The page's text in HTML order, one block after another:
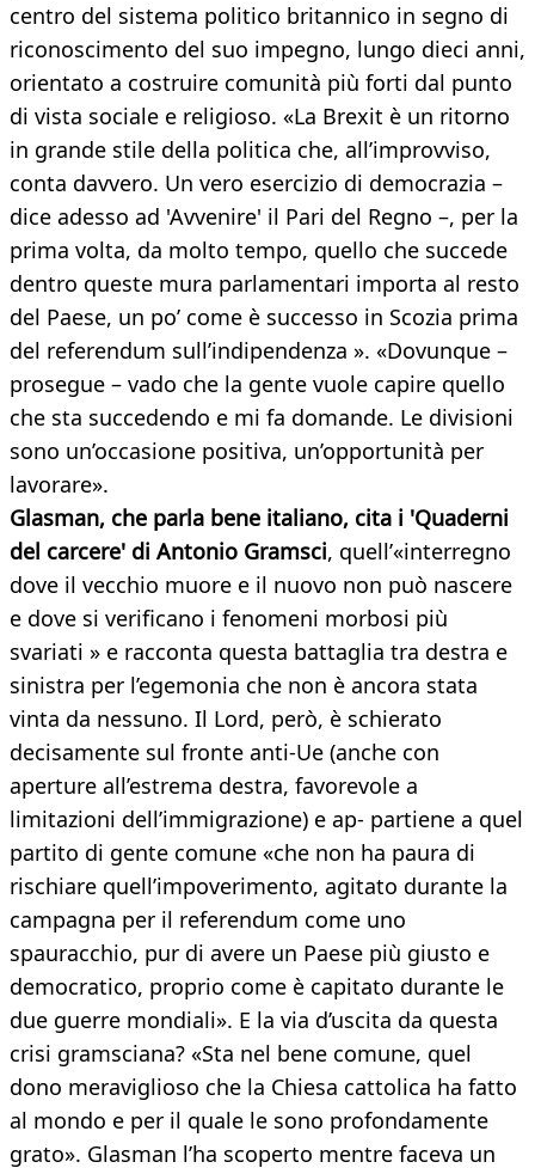
centro del sistema politico britannico in segno di
riconoscimento del suo impegno, lungo dieci anni,
orientato a costruire comunità più forti dal punto
di vista sociale e religioso. «La Brexit è un ritorno
in grande stile della politica che, all’improvviso,
conta davvero. Un vero esercizio di democrazia –
dice adesso ad 'Avvenire' il Pari del Regno –, per la
prima volta, da molto tempo, quello che succede
dentro queste mura parlamentari importa al resto
del Paese, un po’ come è successo in Scozia prima
del referendum sull’indipendenza ». «Dovunque –
prosegue – vado che la gente vuole capire quello
che sta succedendo e mi fa domande. Le divisioni
sono un’occasione positiva, un’opportunità per
lavorare».
Glasman, che parla bene italiano, cita i 'Quaderni
del carcere' di Antonio Gramsci, quell’«interregno
dove il vecchio muore e il nuovo non può nascere
e dove si verificano i fenomeni morbosi più
svariati » e racconta questa battaglia tra destra e
sinistra per l’egemonia che non è ancora stata
vinta da nessuno. Il Lord, però, è schierato
decisamente sul fronte anti-Ue (anche con
aperture all’estrema destra, favorevole a
limitazioni dell’immigrazione) e ap- partiene a quel
partito di gente comune «che non ha paura di
rischiare quell’impoverimento, agitato durante la
campagna per il referendum come uno
spauracchio, pur di avere un Paese più giusto e
democratico, proprio come è capitato durante le
due guerre mondiali». E la via d’uscita da questa
crisi gramsciana? «Sta nel bene comune, quel
dono meraviglioso che la Chiesa cattolica ha fatto
al mondo e per il quale le sono profondamente
grato». Glasman l’ha scoperto mentre faceva un